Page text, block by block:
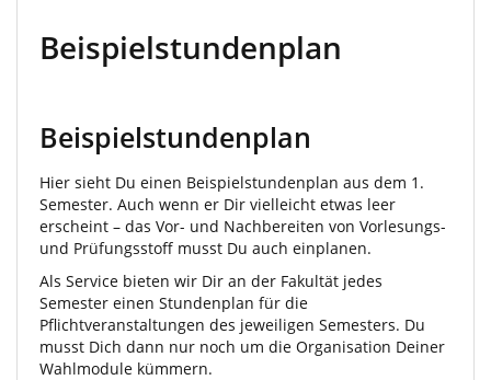
Beispielstundenplan
Beispielstundenplan
Hier sieht Du einen Beispielstundenplan aus dem 1.
Semester. Auch wenn er Dir vielleicht etwas leer
erscheint – das Vor- und Nachbereiten von Vorlesungs-
und Prüfungsstoff musst Du auch einplanen.
Als Service bieten wir Dir an der Fakultät jedes
Semester einen Stundenplan für die
Pflichtveranstaltungen des jeweiligen Semesters. Du
musst Dich dann nur noch um die Organisation Deiner
Wahlmodule kümmern.